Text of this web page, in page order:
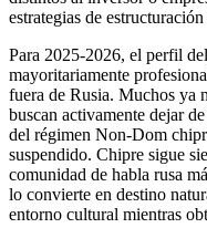
estrategias de
Para 2025-2026, el perfil
mayoritariamente
fuera de Rusia. Muchos ya
buscan activamente dejar
del régimen Non-Dom
suspendido. Chipre sigue
comunidad de habla rusa
lo convierte en destino
entorno cultural mientras